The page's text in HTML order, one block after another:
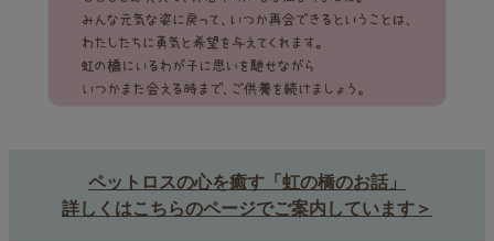
ペットロスの心を癒す「虹の橋のお話」
詳しくはこちらのページでご案内しています＞